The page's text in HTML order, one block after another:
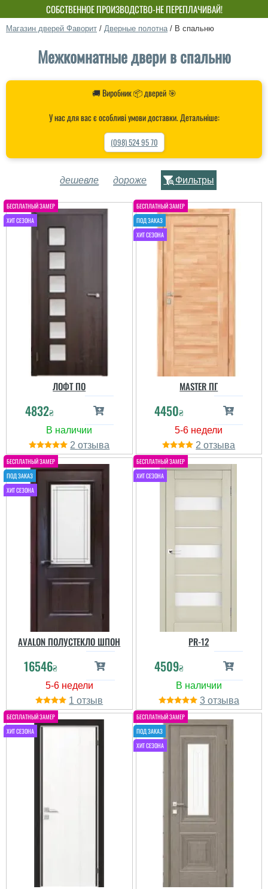
СОБСТВЕННОЕ ПРОИЗВОДСТВО-НЕ ПЕРЕПЛАЧИВАЙ!
Магазин дверей Фаворит / Дверные полотна / В спальню
Межкомнатные двери в спальню
🚚 Виробник 📦 дверей 🎯
У нас для вас є особливі умови доставки. Детальніше:
(098) 524 95 70
дешевле дороже Фильтры
ЛОФТ ПО
4832₴
2
MASTER ПГ
4450₴
2
AVALON ПОЛУСТЕКЛО ШПОН
16546₴
1
PR-12
4509₴
3